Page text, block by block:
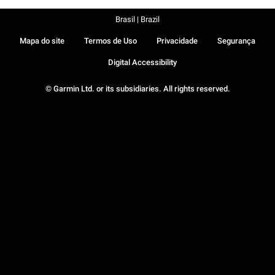
© Garmin Ltd. or its subsidiaries. All rights reserved.
Mapa do site Termos de Uso Privacidade Segurança
Digital Accessibility
Brasil | Brazil